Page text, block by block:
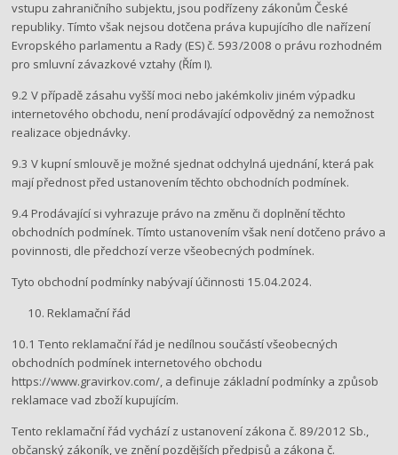
vstupu zahraničního subjektu, jsou podřízeny zákonům České
republiky. Tímto však nejsou dotčena práva kupujícího dle nařízení
Evropského parlamentu a Rady (ES) č. 593/2008 o právu rozhodném
pro smluvní závazkové vztahy (Řím I).
9.2 V případě zásahu vyšší moci nebo jakémkoliv jiném výpadku
internetového obchodu, není prodávající odpovědný za nemožnost
realizace objednávky.
9.3 V kupní smlouvě je možné sjednat odchylná ujednání, která pak
mají přednost před ustanovením těchto obchodních podmínek.
9.4 Prodávající si vyhrazuje právo na změnu či doplnění těchto
obchodních podmínek. Tímto ustanovením však není dotčeno právo a
povinnosti, dle předchozí verze všeobecných podmínek.
Tyto obchodní podmínky nabývají účinnosti 15.04.2024.
Reklamační řád
10.1 Tento reklamační řád je nedílnou součástí všeobecných
obchodních podmínek internetového obchodu ​
https://www.gravirkov.com/​, a definuje základní podmínky a způsob
reklamace vad zboží kupujícím.
Tento reklamační řád vychází z ustanovení zákona č. 89/2012 Sb.,
občanský zákoník, ve znění pozdějších předpisů a zákona č.